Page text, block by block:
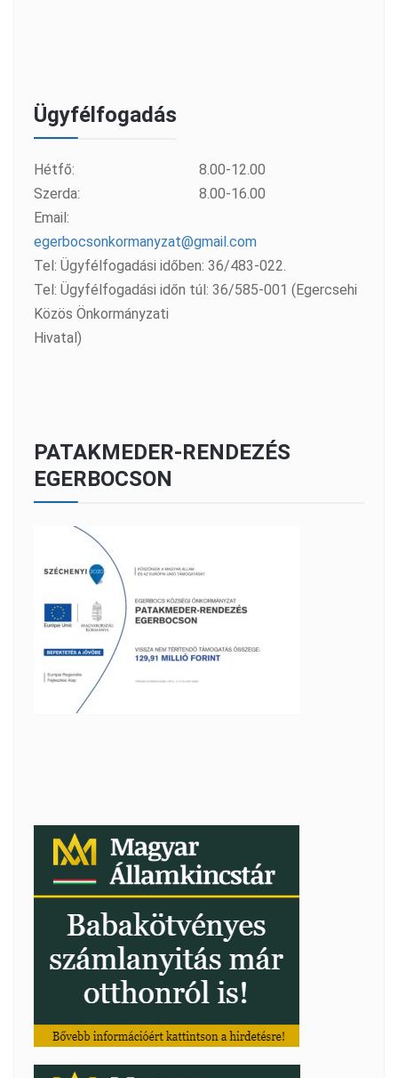
Ügyfélfogadás
Hétfő:
8.00-12.00
Szerda:
8.00-16.00
Email:
egerbocsonkormanyzat@gmail.com
Tel: Ügyfélfogadási időben: 36/483-022.
Tel: Ügyfélfogadási időn túl: 36/585-001 (Egercsehi
Közös Önkormányzati
Hivatal)
PATAKMEDER-RENDEZÉS
EGERBOCSON